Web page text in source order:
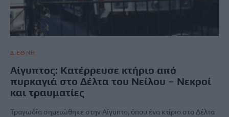
ΔΙΕΘΝΗ
Αίγυπτος: Κατέρρευσε κτήριο από
πυρκαγιά στο Δέλτα του Νείλου – Nεκροί
και τραυματίες
Τραγωδία σημειώθηκε στην Αίγυπτο, όπου ένα κτίριο στο Δέλτα